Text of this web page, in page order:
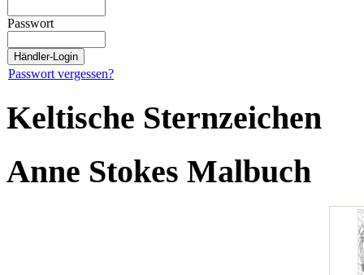
Passwort
Passwort vergessen?
Keltische Sternzeichen
Anne Stokes Malbuch